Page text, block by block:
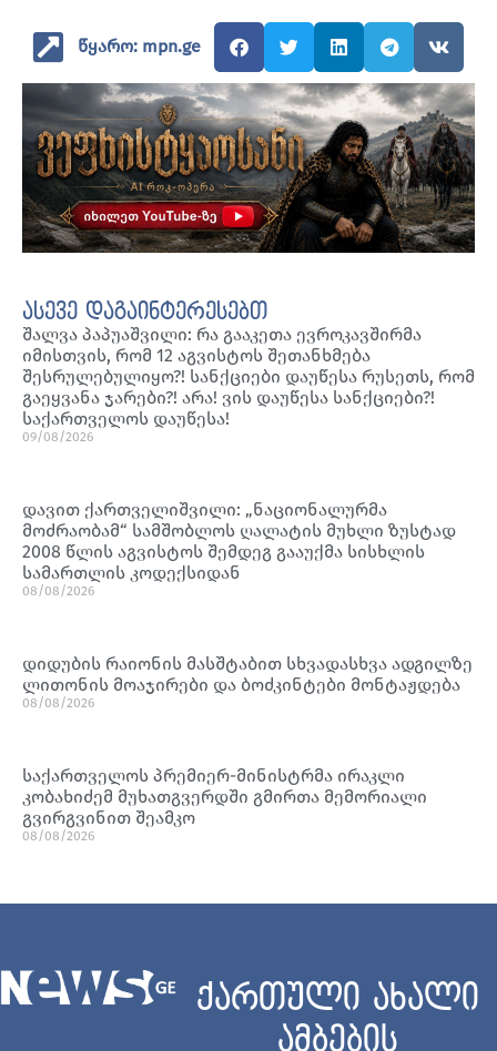
წყარო: mpn.ge
ასევე დაგაინტერესებთ
შალვა პაპუაშვილი: რა გააკეთა ევროკავშირმა
იმისთვის, რომ 12 აგვისტოს შეთანხმება
შესრულებულიყო?! სანქციები დაუწესა რუსეთს, რომ
გაეყვანა ჯარები?! არა! ვის დაუწესა სანქციები?!
საქართველოს დაუწესა!
09/08/2026
დავით ქართველიშვილი: „ნაციონალურმა
მოძრაობამ“ სამშობლოს ღალატის მუხლი ზუსტად
2008 წლის აგვისტოს შემდეგ გააუქმა სისხლის
სამართლის კოდექსიდან
08/08/2026
დიდუბის რაიონის მასშტაბით სხვადასხვა ადგილზე
ლითონის მოაჯირები და ბოძკინტები მონტაჟდება
08/08/2026
საქართველოს პრემიერ-მინისტრმა ირაკლი
კობახიძემ მუხათგვერდში გმირთა მემორიალი
გვირგვინით შეამკო
08/08/2026
ქართული ახალი
ამბების